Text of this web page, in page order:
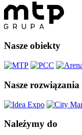
Nasze obiekty
Nasze rozwiązania
Należymy do